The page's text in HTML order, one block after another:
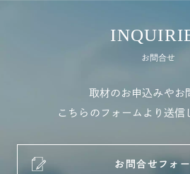
お問合せ
取材のお申込みやお
こちらのフォームより送信
お問合せフォ